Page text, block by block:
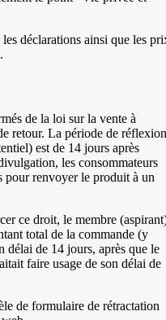
déclarations ainsi que les
de la loi sur la vente à
retour. La période de réflexion
est de 14 jours après
les consommateurs
pour renvoyer le produit à un
ce droit, le membre
total de la commande (y
délai de 14 jours, après que le
faire usage de son délai de
de formulaire de rétractation